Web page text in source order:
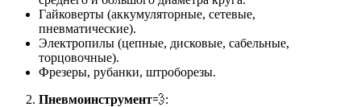
Гайковерты (аккумуляторные, сетевые,
пневматические).
Электропилы (цепные, дисковые, сабельные,
торцовочные).
Фрезеры, рубанки, штроборезы.
Пневмоинструмент💨: